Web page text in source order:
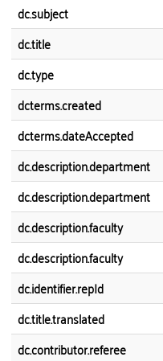
dc.subject
dc.title
dc.type
dcterms.created
dcterms.dateAccepted
dc.description.department
dc.description.department
dc.description.faculty
dc.description.faculty
dc.identifier.repId
dc.title.translated
dc.contributor.referee